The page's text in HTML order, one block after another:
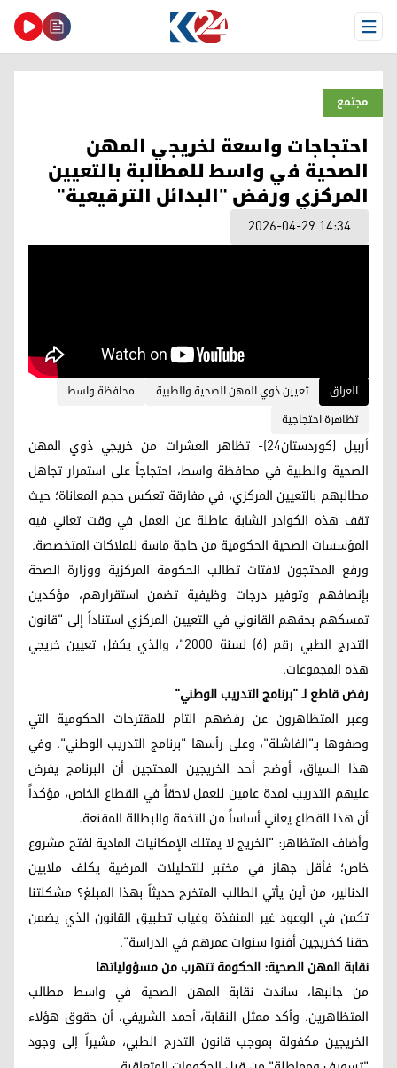
Open Menu
مجتمع
احتجاجات واسعة لخريجي المهن
الصحية في واسط للمطالبة بالتعيين
المركزي ورفض "البدائل الترقيعية"
2026-04-29 14:34
العراق تعيين ذوي المهن الصحية والطبية
محافظة واسط
تظاهرة احتجاجية
أربيل (كوردستان24)- تظاهر العشرات من خريجي ذوي المهن
الصحية والطبية في محافظة واسط، احتجاجاً على استمرار تجاهل
مطالبهم بالتعيين المركزي، في مفارقة تعكس حجم المعاناة؛ حيث
تقف هذه الكوادر الشابة عاطلة عن العمل في وقت تعاني فيه
المؤسسات الصحية الحكومية من حاجة ماسة للملاكات المتخصصة.
ورفع المحتجون لافتات تطالب الحكومة المركزية ووزارة الصحة
بإنصافهم وتوفير درجات وظيفية تضمن استقرارهم، مؤكدين
تمسكهم بحقهم القانوني في التعيين المركزي استناداً إلى "قانون
التدرج الطبي رقم (6) لسنة 2000"، والذي يكفل تعيين خريجي
هذه المجموعات.
رفض قاطع لـ "برنامج التدريب الوطني"
وعبر المتظاهرون عن رفضهم التام للمقترحات الحكومية التي
وصفوها بـ"الفاشلة"، وعلى رأسها "برنامج التدريب الوطني". وفي
هذا السياق، أوضح أحد الخريجين المحتجين أن البرنامج يفرض
عليهم التدريب لمدة عامين للعمل لاحقاً في القطاع الخاص، مؤكداً
أن هذا القطاع يعاني أساساً من التخمة والبطالة المقنعة.
وأضاف المتظاهر: "الخريج لا يمتلك الإمكانيات المادية لفتح مشروع
خاص؛ فأقل جهاز في مختبر للتحليلات المرضية يكلف ملايين
الدنانير، من أين يأتي الطالب المتخرج حديثاً بهذا المبلغ؟ مشكلتنا
تكمن في الوعود غير المنفذة وغياب تطبيق القانون الذي يضمن
حقنا كخريجين أفنوا سنوات عمرهم في الدراسة".
نقابة المهن الصحية: الحكومة تتهرب من مسؤولياتها
من جانبها، ساندت نقابة المهن الصحية في واسط مطالب
المتظاهرين. وأكد ممثل النقابة، أحمد الشريفي، أن حقوق هؤلاء
الخريجين مكفولة بموجب قانون التدرج الطبي، مشيراً إلى وجود